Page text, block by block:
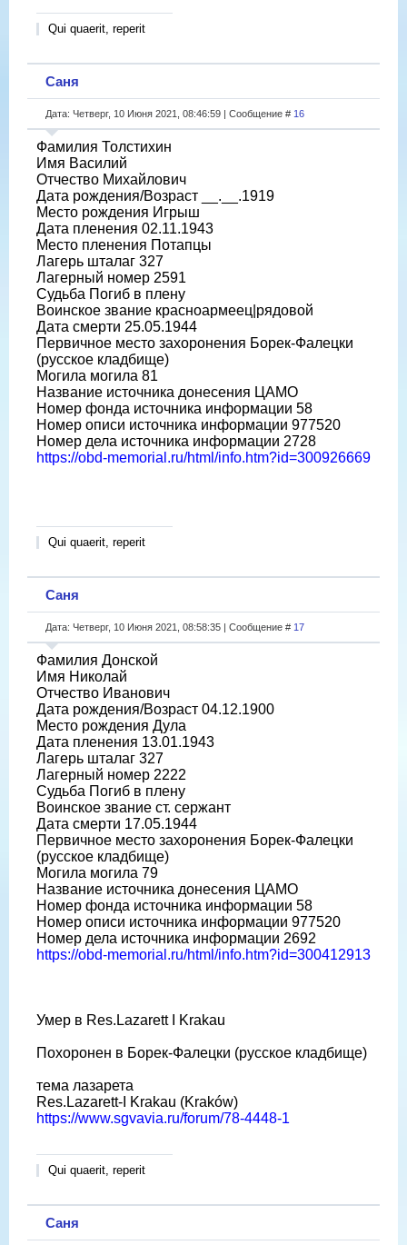
Qui quaerit, reperit
Саня
Дата: Четверг, 10 Июня 2021, 08:46:59 | Сообщение # 16
Фамилия Толстихин
Имя Василий
Отчество Михайлович
Дата рождения/Возраст __.__.1919
Место рождения Игрыш
Дата пленения 02.11.1943
Место пленения Потапцы
Лагерь шталаг 327
Лагерный номер 2591
Судьба Погиб в плену
Воинское звание красноармеец|рядовой
Дата смерти 25.05.1944
Первичное место захоронения Борек-Фалецки
(русское кладбище)
Могила могила 81
Название источника донесения ЦАМО
Номер фонда источника информации 58
Номер описи источника информации 977520
Номер дела источника информации 2728
https://obd-memorial.ru/html/info.htm?id=300926669
Qui quaerit, reperit
Саня
Дата: Четверг, 10 Июня 2021, 08:58:35 | Сообщение # 17
Фамилия Донской
Имя Николай
Отчество Иванович
Дата рождения/Возраст 04.12.1900
Место рождения Дула
Дата пленения 13.01.1943
Лагерь шталаг 327
Лагерный номер 2222
Судьба Погиб в плену
Воинское звание ст. сержант
Дата смерти 17.05.1944
Первичное место захоронения Борек-Фалецки
(русское кладбище)
Могила могила 79
Название источника донесения ЦАМО
Номер фонда источника информации 58
Номер описи источника информации 977520
Номер дела источника информации 2692
https://obd-memorial.ru/html/info.htm?id=300412913
Умер в Res.Lazarett I Krakau
Похоронен в Борек-Фалецки (русское кладбище)
тема лазарета
Res.Lazarett-I Krakau (Kraków)
https://www.sgvavia.ru/forum/78-4448-1
Qui quaerit, reperit
Саня